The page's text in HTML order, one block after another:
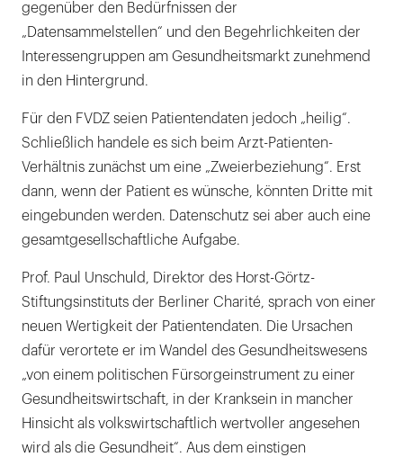
gegenüber den Bedürfnissen der
„Datensammelstellen“ und den Begehrlichkeiten der
Interessengruppen am Gesundheitsmarkt zunehmend
in den Hintergrund.
Für den FVDZ seien Patientendaten jedoch „heilig“.
Schließlich handele es sich beim Arzt-Patienten-
Verhältnis zunächst um eine „Zweierbeziehung“. Erst
dann, wenn der Patient es wünsche, könnten Dritte mit
eingebunden werden. Datenschutz sei aber auch eine
gesamtgesellschaftliche Aufgabe.
Prof. Paul Unschuld, Direktor des Horst-Görtz-
Stiftungsinstituts der Berliner Charité, sprach von einer
neuen Wertigkeit der Patientendaten. Die Ursachen
dafür verortete er im Wandel des Gesundheitswesens
„von einem politischen Fürsorgeinstrument zu einer
Gesundheitswirtschaft, in der Kranksein in mancher
Hinsicht als volkswirtschaftlich wertvoller angesehen
wird als die Gesundheit“. Aus dem einstigen